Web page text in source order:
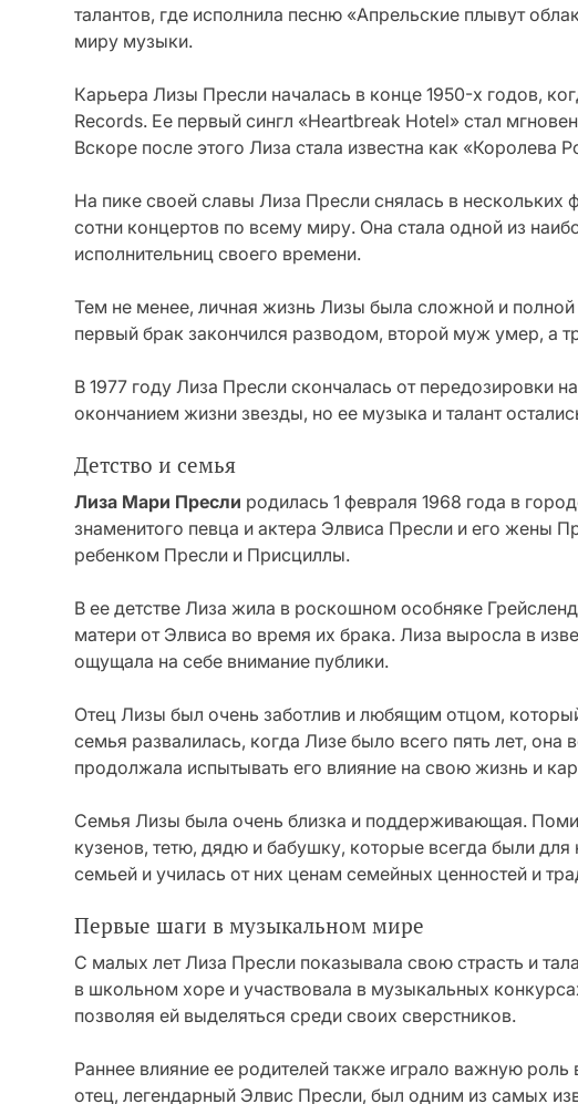
талантов, где исполнила песню «Апрельские плывут
миру музыки.
Карьера Лизы Пресли началась в конце 1950-х годов,
Records. Ее первый сингл «Heartbreak Hotel» стал
Вскоре после этого Лиза стала известна как «Королева
На пике своей славы Лиза Пресли снялась в нескольких
сотни концертов по всему миру. Она стала одной из
исполнительниц своего времени.
Тем не менее, личная жизнь Лизы была сложной и
первый брак закончился разводом, второй муж умер, а
В 1977 году Лиза Пресли скончалась от передозировки
окончанием жизни звезды, но ее музыка и талант
Детство и семья
Лиза Мари Пресли родилась 1 февраля 1968 года в
знаменитого певца и актера Элвиса Пресли и его жены
ребенком Пресли и Присциллы.
В ее детстве Лиза жила в роскошном особняке
матери от Элвиса во время их брака. Лиза выросла в
ощущала на себе внимание публики.
Отец Лизы был очень заботлив и любящим отцом,
семья развалилась, когда Лизе было всего пять лет, она
продолжала испытывать его влияние на свою жизнь и
Семья Лизы была очень близка и поддерживающая.
кузенов, тетю, дядю и бабушку, которые всегда были
семьей и училась от них ценам семейных ценностей и
Первые шаги в музыкальном мире
С малых лет Лиза Пресли показывала свою страсть и
в школьном хоре и участвовала в музыкальных
позволяя ей выделяться среди своих сверстников.
Раннее влияние ее родителей также играло важную
отец, легендарный Элвис Пресли, был одним из самых